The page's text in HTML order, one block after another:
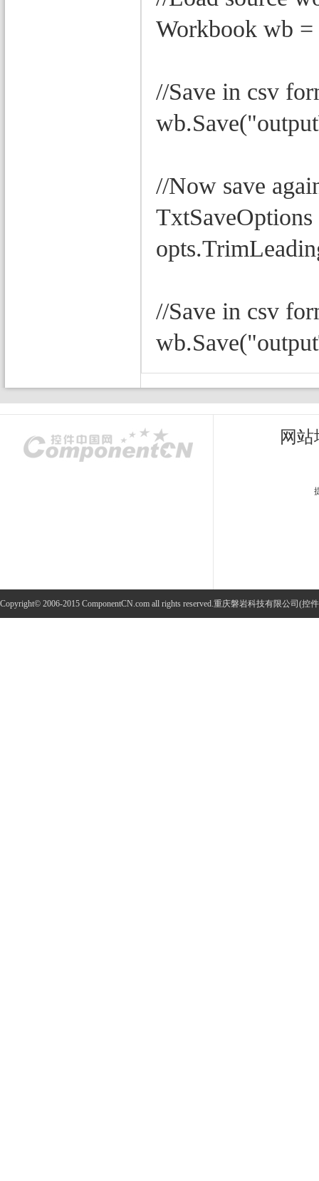
Workbook wb
//Save in csv
//Now save
//Save in csv
网
Copyright© 2006-2015 ComponentCN.com all rights reserved.重庆磐岩科技有限公司(